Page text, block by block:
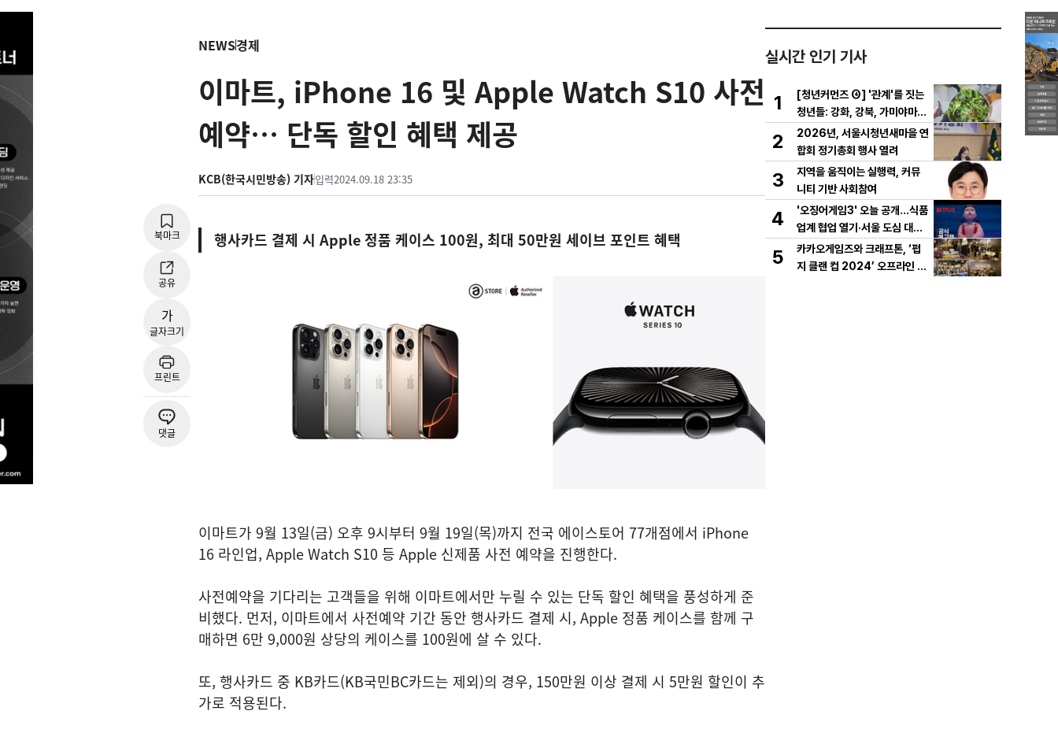
NEWS경제
이마트, iPhone 16 및 Apple Watch S10 사전
예약… 단독 할인 혜택 제공
KCB(한국시민방송) 기자입력2024.09.18 23:35
북마크
공유
가
글자크기
프린트
댓글
행사카드 결제 시 Apple 정품 케이스 100원, 최대 50만원 세이브 포인트 혜택
이마트가 9월 13일(금) 오후 9시부터 9월 19일(목)까지 전국 에이스토어 77개점에서 iPhone
16 라인업, Apple Watch S10 등 Apple 신제품 사전 예약을 진행한다.
사전예약을 기다리는 고객들을 위해 이마트에서만 누릴 수 있는 단독 할인 혜택을 풍성하게 준
비했다. 먼저, 이마트에서 사전예약 기간 동안 행사카드 결제 시, Apple 정품 케이스를 함께 구
매하면 6만 9,000원 상당의 케이스를 100원에 살 수 있다.
또, 행사카드 중 KB카드(KB국민BC카드는 제외)의 경우, 150만원 이상 결제 시 5만원 할인이 추
가로 적용된다.
실시간 인기 기사
1
[청년커먼즈 ④] '관계'를 짓는
청년들: 강화, 강북, 가미야마의
실험
2
2026년, 서울시청년새마을 연
합회 정기총회 행사 열려
3
지역을 움직이는 실행력, 커뮤
니티 기반 사회참여
4
'오징어게임3' 오늘 공개…식품
업계 협업 열기·서울 도심 대규
모 퍼레이드
5
카카오게임즈와 크래프톤, ‘펍
지 클랜 컵 2024’ 오프라인 결